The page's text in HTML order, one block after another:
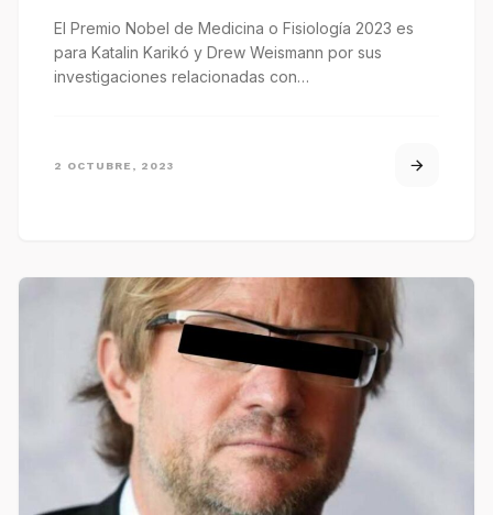
El Premio Nobel de Medicina o Fisiología 2023 es
para Katalin Karikó y Drew Weismann por sus
investigaciones relacionadas con…
2 OCTUBRE, 2023